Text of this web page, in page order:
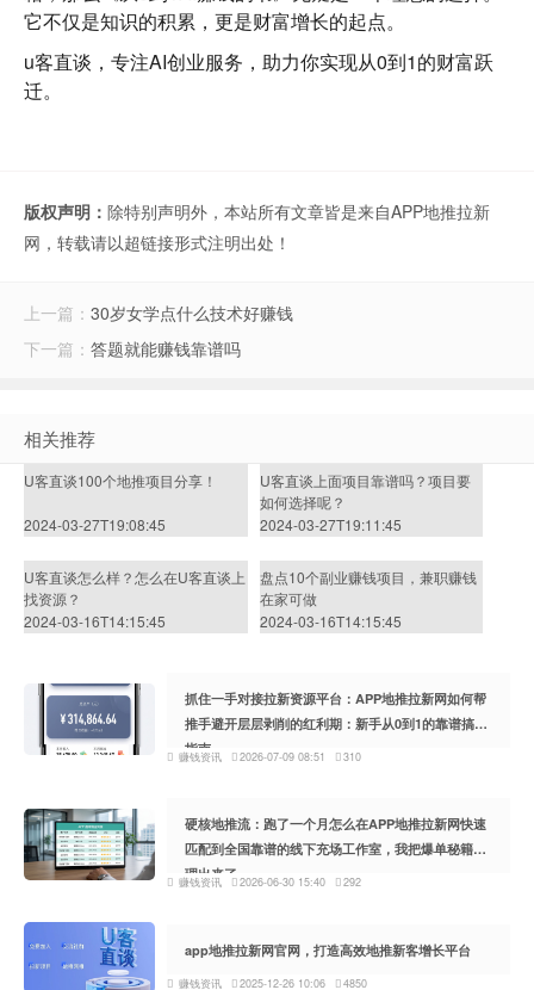
它不仅是知识的积累，更是财富增长的起点。
u客直谈 ，专注AI创业服务，助力你实现从0到1的财富跃
迁。
版权声明： 除特别声明外，本站所有文章皆是来自APP地推拉新
网，转载请以超链接形式注明出处！
上一篇： 30岁女学点什么技术好赚钱
下一篇： 答题就能赚钱靠谱吗
相关推荐
U客直谈100个地推项目分享！
2024-03-27T19:08:45
U客直谈上面项目靠谱吗？项目要
如何选择呢？
2024-03-27T19:11:45
U客直谈怎么样？怎么在U客直谈上
找资源？
2024-03-16T14:15:45
盘点10个副业赚钱项目，兼职赚钱
在家可做
2024-03-16T14:15:45
抓住一手对接拉新资源平台：APP地推拉新网如何帮
推手避开层层剥削的红利期：新手从0到1的靠谱搞钱
指南
赚钱资讯 2026-07-09 08:51 310
硬核地推流：跑了一个月怎么在APP地推拉新网快速
匹配到全国靠谱的线下充场工作室，我把爆单秘籍整
理出来了
赚钱资讯 2026-06-30 15:40 292
app地推拉新网官网，打造高效地推新客增长平台
赚钱资讯 2025-12-26 10:06 4850